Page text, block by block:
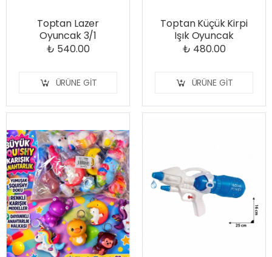
Toptan Lazer
Oyuncak 3/1
₺ 540.00
ÜRÜNE GIT
Toptan Küçük Kirpi
Işık Oyuncak
₺ 480.00
ÜRÜNE GIT